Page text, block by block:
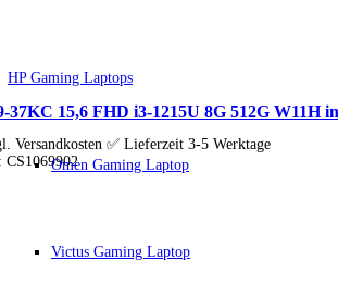
HP Gaming Laptops
Omen Gaming Laptop
Victus Gaming Laptop
PC
(RAM)
Grafikkarte
37KC 15,6 FHD i3-1215U 8G 512G W11H
Versandkosten ✅ Lieferzeit 3-5 Werktage
CS1069902